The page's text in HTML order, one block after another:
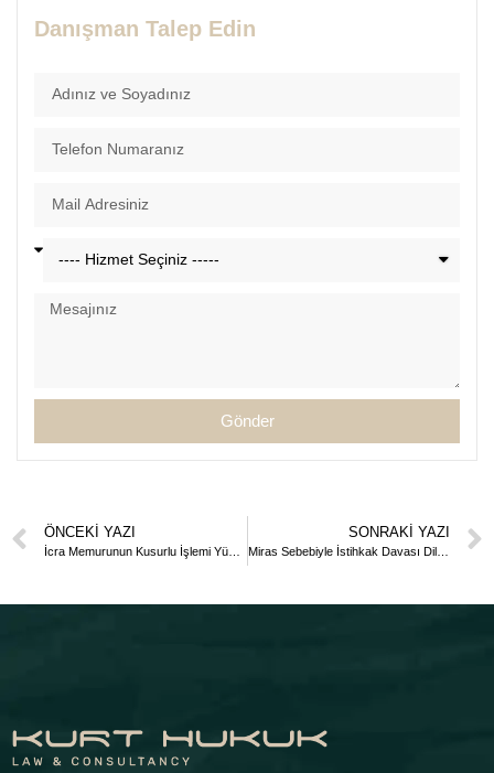
Danışman Talep Edin
Gönder
ÖNCEKI YAZI SONRAKI YAZI
Miras Sebebiyle İstihkak Davası Dilekçesi